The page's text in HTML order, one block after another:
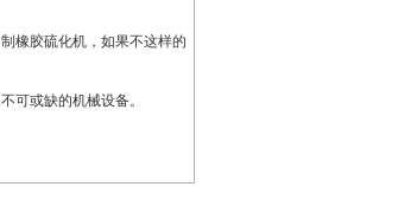
橡胶硫化机，如果不这样的
可或缺的机械设备。